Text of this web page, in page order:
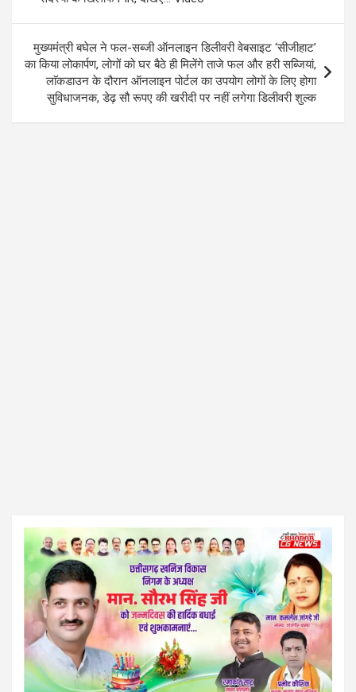
मुख्यमंत्री बघेल ने फल-सब्जी ऑनलाइन डिलीवरी वेबसाइट ‘सीजीहाट’
का किया लोकार्पण, लोगों को घर बैठे ही मिलेंगे ताजे फल और हरी सब्जियां,
लाॅकडाउन के दौरान ऑनलाइन पोर्टल का उपयोग लोगों के लिए होगा
सुविधाजनक, डेढ़ सौ रूपए की खरीदी पर नहीं लगेगा डिलीवरी शुल्क